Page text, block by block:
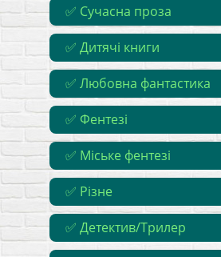
✅ Сучасна проза
✅ Дитячі книги
✅ Любовна фантастика
✅ Фентезі
✅ Міське фентезі
✅ Різне
✅ Детектив/Трилер